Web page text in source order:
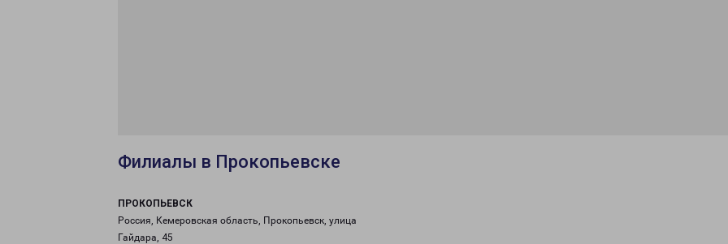
Филиалы в Прокопьевске
ПРОКОПЬЕВСК
Россия, Кемеровская область, Прокопьевск, улица
Гайдара, 45